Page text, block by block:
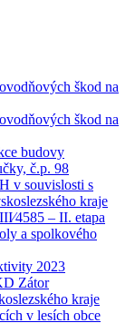
škod na
škod na
budovy
č.p. 98
v souvislosti s
kraje
– II. etapa
a spolkového
2023
Zátor
kraje
v lesích obce